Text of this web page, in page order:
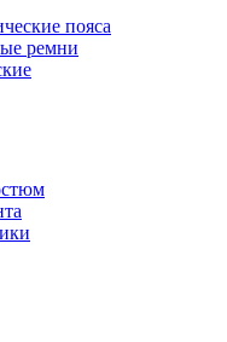
пояса
ремни